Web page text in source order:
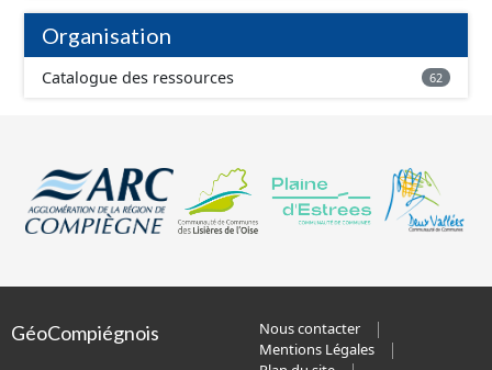
Organisation
Catalogue des ressources 62
GéoCompiégnois
Nous contacter
Mentions Légales